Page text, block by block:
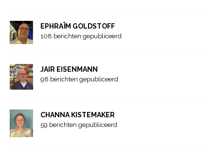
EPHRAÏM GOLDSTOFF
108 berichten gepubliceerd
JAIR EISENMANN
98 berichten gepubliceerd
CHANNA KISTEMAKER
59 berichten gepubliceerd